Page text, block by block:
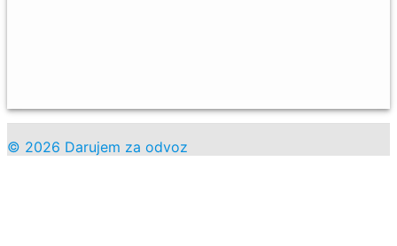
© 2026 Darujem za odvoz